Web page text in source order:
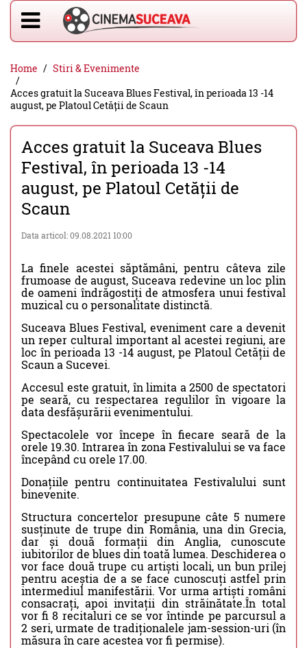
Home
Stiri & Evenimente
Acces gratuit la Suceava Blues Festival, în perioada 13 -14
august, pe Platoul Cetății de Scaun
Acces gratuit la Suceava Blues
Festival, în perioada 13 -14
august, pe Platoul Cetății de
Scaun
Data articol: 09.08.2021 10:00
La finele acestei săptămâni, pentru câteva zile
frumoase de august, Suceava redevine un loc plin
de oameni îndrăgostiți de atmosfera unui festival
muzical cu o personalitate distinctă.
Suceava Blues Festival, eveniment care a devenit
un reper cultural important al acestei regiuni, are
loc în perioada 13 -14 august, pe Platoul Cetății de
Scaun a Sucevei.
Accesul este gratuit, în limita a 2500 de spectatori
pe seară, cu respectarea regulilor în vigoare la
data desfășurării evenimentului.
Spectacolele vor începe în fiecare seară de la
orele 19.30. Intrarea în zona Festivalului se va face
începând cu orele 17.00.
Donațiile pentru continuitatea Festivalului sunt
binevenite.
Structura concertelor presupune câte 5 numere
susținute de trupe din România, una din Grecia,
dar și două formații din Anglia, cunoscute
iubitorilor de blues din toată lumea. Deschiderea o
vor face două trupe cu artiști locali, un bun prilej
pentru aceștia de a se face cunoscuți astfel prin
intermediul manifestării. Vor urma artiști români
consacrați, apoi invitații din străinătate.În total
vor fi 8 recitaluri ce se vor întinde pe parcursul a
2 seri, urmate de tradiționalele jam-session-uri (în
măsura în care acestea vor fi permise).